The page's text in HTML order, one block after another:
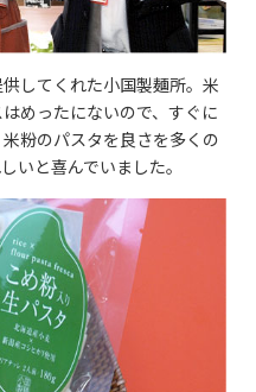
してくれた小国製麺所。米
めったにないので、すぐに
粉のパスタを良さを多くの
いと喜んでいました。